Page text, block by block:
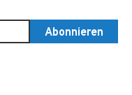
Abonnieren